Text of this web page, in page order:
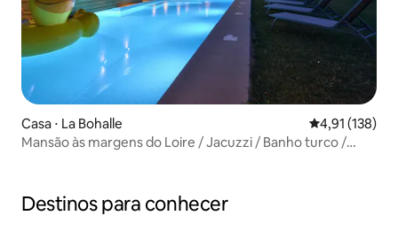
Casa ⋅ La Bohalle 4,91 de uma
4,91 (138)
Mansão às margens do Loire / Jacuzzi / Banho turco /
Destinos para conhecer